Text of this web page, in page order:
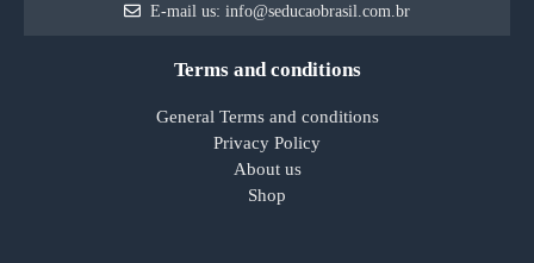
E-mail us: info@seducaobrasil.com.br
Terms and conditions
General Terms and conditions
Privacy Policy
About us
Shop